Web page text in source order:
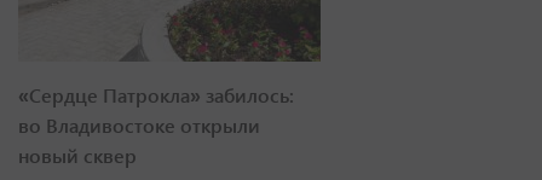
«Сердце Патрокла» забилось:
во Владивостоке открыли
новый сквер